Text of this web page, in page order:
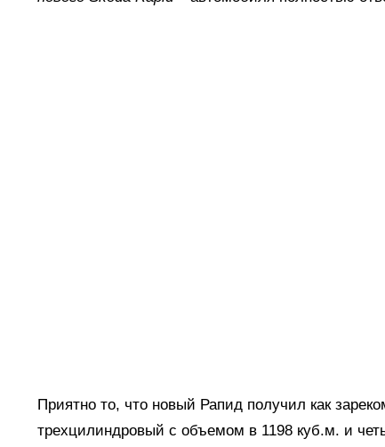
Приятно то, что новый Рапид получил как
трехцилиндровый с объемом в 1198 куб.м. и